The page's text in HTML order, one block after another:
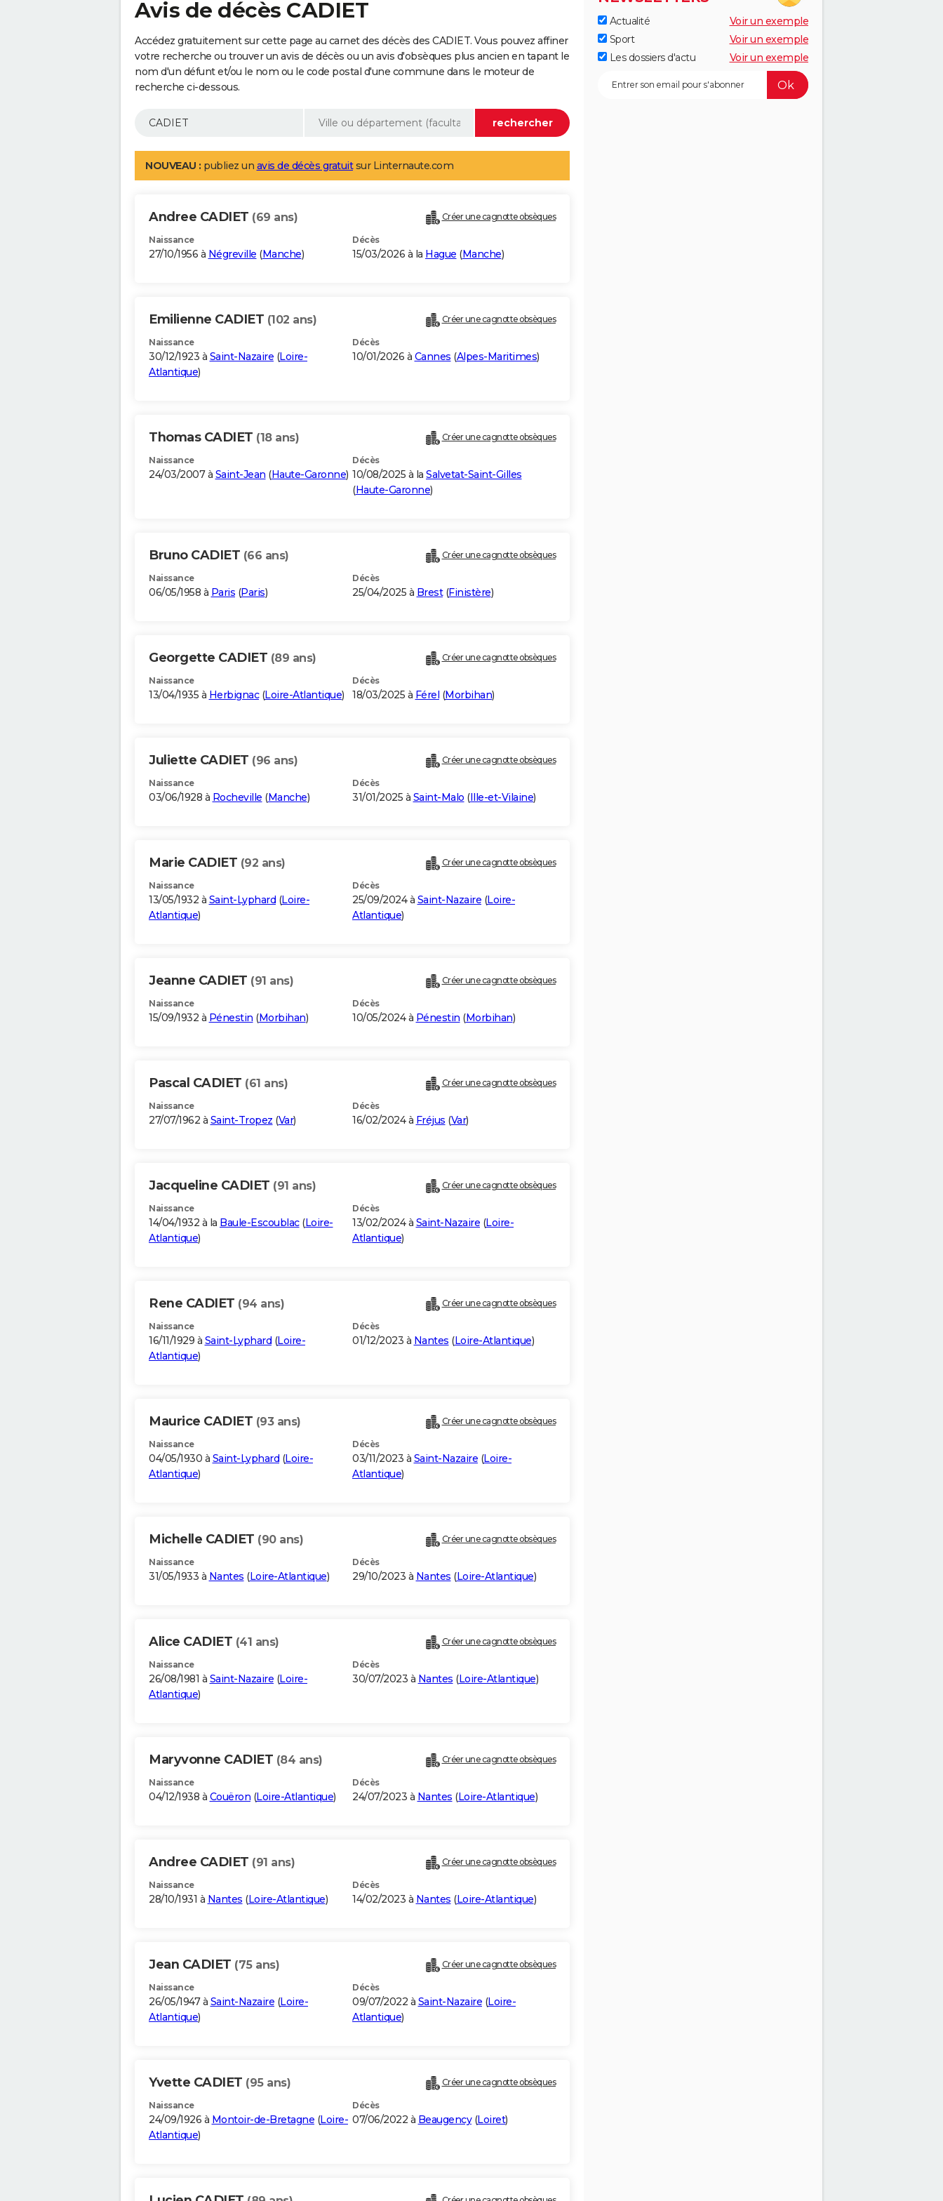
Avis de décès CADIET
Accédez gratuitement sur cette page au carnet des décès des CADIET. Vous pouvez affiner
votre recherche ou trouver un avis de décès ou un avis d'obsèques plus ancien en tapant le
nom d'un défunt et/ou le nom ou le code postal d'une commune dans le moteur de
recherche ci-dessous.
NOUVEAU : publiez un avis de décès gratuitsur Linternaute.com
Andree CADIET (69 ans) Créer une cagnotte obsèques
Naissance
27/10/1956 à Négreville (Manche)
Décès
15/03/2026 à la Hague (Manche)
Emilienne CADIET (102 ans) Créer une cagnotte obsèques
Naissance
30/12/1923 à Saint-Nazaire (Loire-
Atlantique)
Décès
10/01/2026 à Cannes (Alpes-Maritimes)
Thomas CADIET (18 ans) Créer une cagnotte obsèques
Naissance
24/03/2007 à Saint-Jean (Haute-Garonne)
Décès
10/08/2025 à la Salvetat-Saint-Gilles
(Haute-Garonne)
Bruno CADIET (66 ans) Créer une cagnotte obsèques
Naissance
06/05/1958 à Paris (Paris)
Décès
25/04/2025 à Brest(Finistère)
Georgette CADIET (89 ans) Créer une cagnotte obsèques
Naissance
13/04/1935 à Herbignac(Loire-Atlantique)
Décès
18/03/2025 à Férel (Morbihan)
Juliette CADIET (96 ans) Créer une cagnotte obsèques
Naissance
03/06/1928 à Rocheville (Manche)
Décès
31/01/2025 à Saint-Malo (Ille-et-Vilaine)
Marie CADIET (92 ans) Créer une cagnotte obsèques
Naissance
13/05/1932 à Saint-Lyphard (Loire-
Atlantique)
Décès
25/09/2024 à Saint-Nazaire (Loire-
Atlantique)
Jeanne CADIET (91 ans) Créer une cagnotte obsèques
Naissance
15/09/1932 à Pénestin (Morbihan)
Décès
10/05/2024 à Pénestin (Morbihan)
Pascal CADIET (61 ans) Créer une cagnotte obsèques
Naissance
27/07/1962 à Saint-Tropez (Var)
Décès
16/02/2024 à Fréjus (Var)
Jacqueline CADIET (91 ans) Créer une cagnotte obsèques
Naissance
14/04/1932 à la Baule-Escoublac(Loire-
Atlantique)
Décès
13/02/2024 à Saint-Nazaire (Loire-
Atlantique)
Rene CADIET (94 ans) Créer une cagnotte obsèques
Naissance
16/11/1929 à Saint-Lyphard (Loire-
Atlantique)
Décès
01/12/2023 à Nantes (Loire-Atlantique)
Maurice CADIET (93 ans) Créer une cagnotte obsèques
Naissance
04/05/1930 à Saint-Lyphard (Loire-
Atlantique)
Décès
03/11/2023 à Saint-Nazaire (Loire-
Atlantique)
Michelle CADIET (90 ans) Créer une cagnotte obsèques
Naissance
31/05/1933 à Nantes (Loire-Atlantique)
Décès
29/10/2023 à Nantes (Loire-Atlantique)
Alice CADIET (41 ans) Créer une cagnotte obsèques
Naissance
26/08/1981 à Saint-Nazaire (Loire-
Atlantique)
Décès
30/07/2023 à Nantes (Loire-Atlantique)
Maryvonne CADIET (84 ans) Créer une cagnotte obsèques
Naissance
04/12/1938 à Couëron (Loire-Atlantique)
Décès
24/07/2023 à Nantes (Loire-Atlantique)
Andree CADIET (91 ans) Créer une cagnotte obsèques
Naissance
28/10/1931 à Nantes (Loire-Atlantique)
Décès
14/02/2023 à Nantes (Loire-Atlantique)
Jean CADIET (75 ans) Créer une cagnotte obsèques
Naissance
26/05/1947 à Saint-Nazaire (Loire-
Atlantique)
Décès
09/07/2022 à Saint-Nazaire (Loire-
Atlantique)
Yvette CADIET (95 ans) Créer une cagnotte obsèques
Naissance
24/09/1926 à Montoir-de-Bretagne (Loire-
Atlantique)
Décès
07/06/2022 à Beaugency(Loiret)
Actualité
Voir un exemple
Sport
Voir un exemple
Les dossiers d'actu
Voir un exemple